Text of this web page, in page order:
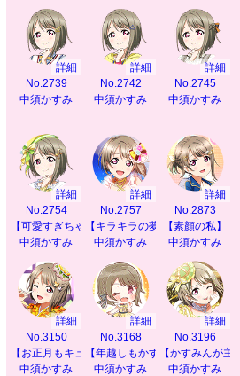
詳細
No.2739
中須かすみ
詳細
No.2742
中須かすみ
詳細
No.2745
中須かすみ
詳細
No.2754
【可愛すぎちゃう？】
中須かすみ
詳細
No.2757
【キラキラの夢】
中須かすみ
詳細
No.2873
【素顔の私】
中須かすみ
詳細
No.3150
【お正月もキュートに】
中須かすみ
詳細
No.3168
【年越しもかすみんと】
中須かすみ
詳細
No.3196
【かすみんが主
中須かすみ